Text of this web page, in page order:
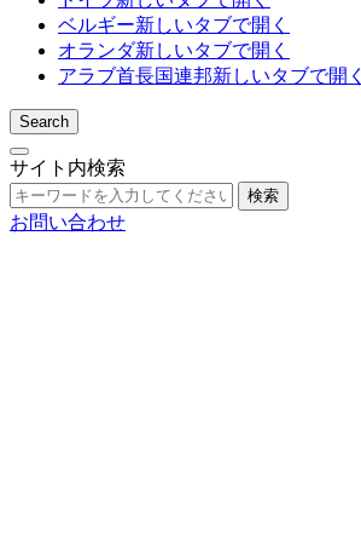
ベルギー新しいタブで開く
オランダ新しいタブで開く
アラブ首長国連邦新しいタブで開く
Search
サイト内検索
検索
お問い合わせ